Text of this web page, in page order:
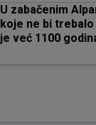
U zabačenim
koje ne bi
je već 1100